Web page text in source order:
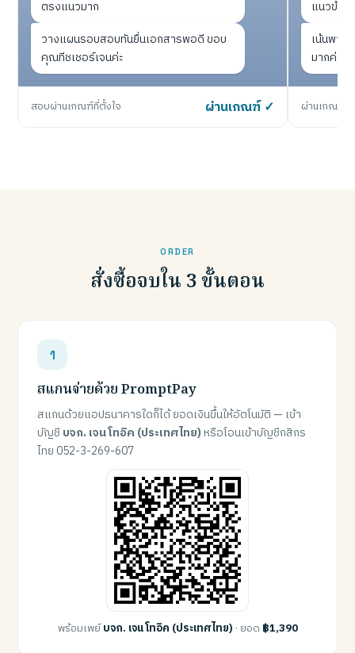
ตรงแนวมาก
วางแผนรอบสอบทันยื่นเอกสารพอดี ขอบ
คุณทีชเชอร์เจนค่ะ
สอบผ่านเกณฑ์ที่ตั้งใจ ผ่านเกณฑ์ ✓
แนวข้อส
เน้นพาร์
มากค่ะ
ผ่านเกณฑ์ห
ORDER
สั่งซื้อจบใน 3 ขั้นตอน
สแกนจ่ายด้วย PromptPay
สแกนด้วยแอปธนาคารใดก็ได้ ยอดเงินขึ้นให้อัตโนมัติ — เข้า
บัญชี บจก. เจน โทอิค (ประเทศไทย)หรือโอนเข้าบัญชีกสิกร
ไทย 052-3-269-607
พร้อมเพย์บจก. เจน โทอิค (ประเทศไทย) · ยอด ฿1,390